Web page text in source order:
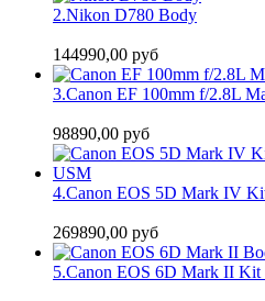
2.Nikon D780 Body
144990,00 руб
3.Canon EF 100mm f/2.8L
98890,00 руб
4.Canon EOS 5D Mark IV
269890,00 руб
5.Canon EOS 6D Mark II Kit